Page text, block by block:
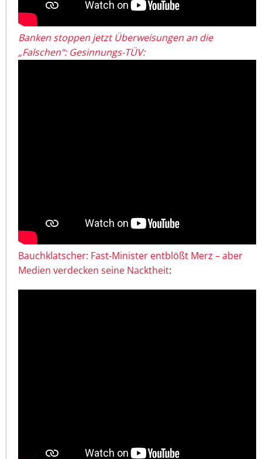
Banken stoppen jetzt Überweisungen an die
„Falschen“: Gesinnungs-TÜV:
Bauchklatscher: Fast-Minister entblößt Merz – aber
Medien verdecken seine Nacktheit: